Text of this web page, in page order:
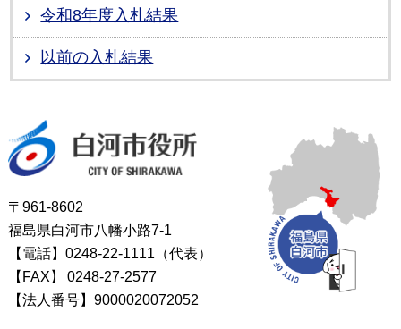
令和8年度入札結果
以前の入札結果
〒961-8602
福島県白河市八幡小路7-1
【電話】0248-22-1111（代表）
【FAX】
0248-27-2577
【法人番号】9000020072052